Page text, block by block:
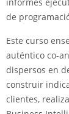
de
Este curso
auténtico co-
dispersos en
construir
clientes,